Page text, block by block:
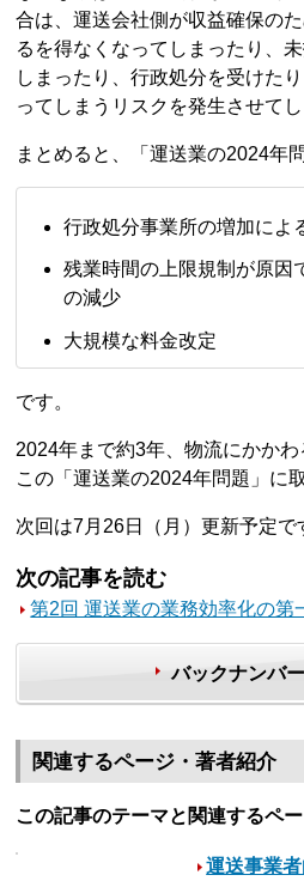
合は、運送会社側が収益確保の
るを得なくなってしまったり、
しまったり、行政処分を受けた
ってしまうリスクを発生させてし
まとめると、「運送業の2024年
行政処分事業所の増加によ
残業時間の上限規制が原因
の減少
大規模な料金改定
です。
2024年まで約3年、物流にかかわ
この「運送業の2024年問題」に
次回は7月26日（月）更新予定で
次の記事を読む
第2回 運送業の業務効率化の第
バックナンバ
関連するページ・著者紹介
この記事のテーマと関連するペ
運送事業